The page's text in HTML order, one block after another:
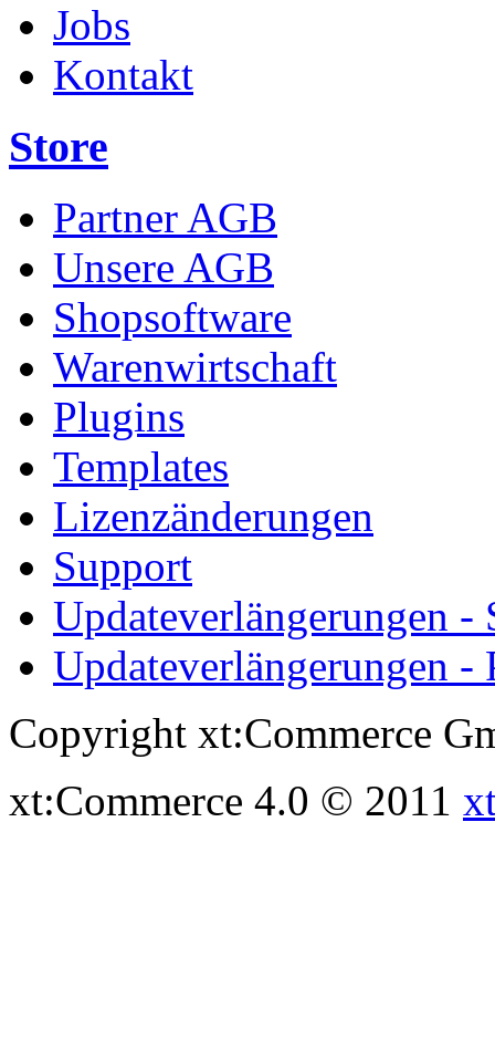
Jobs
Kontakt
Store
Partner AGB
Unsere AGB
Shopsoftware
Warenwirtschaft
Plugins
Templates
Lizenzänderungen
Support
Updateverlängerungen -
Updateverlängerungen -
Copyright xt:Commerce
xt:Commerce 4.0 © 2011